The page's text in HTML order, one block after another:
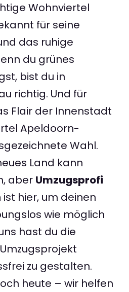
Wohnviertel
für seine
das ruhige
du grünes
bist du in
richtig. Und für
Flair der Innenstadt
Apeldoorn-
Wahl.
Land kann
aber Umzugsprofi
ist hier, um deinen
wie möglich
hast du die
zu gestalten.
heute – wir helfen